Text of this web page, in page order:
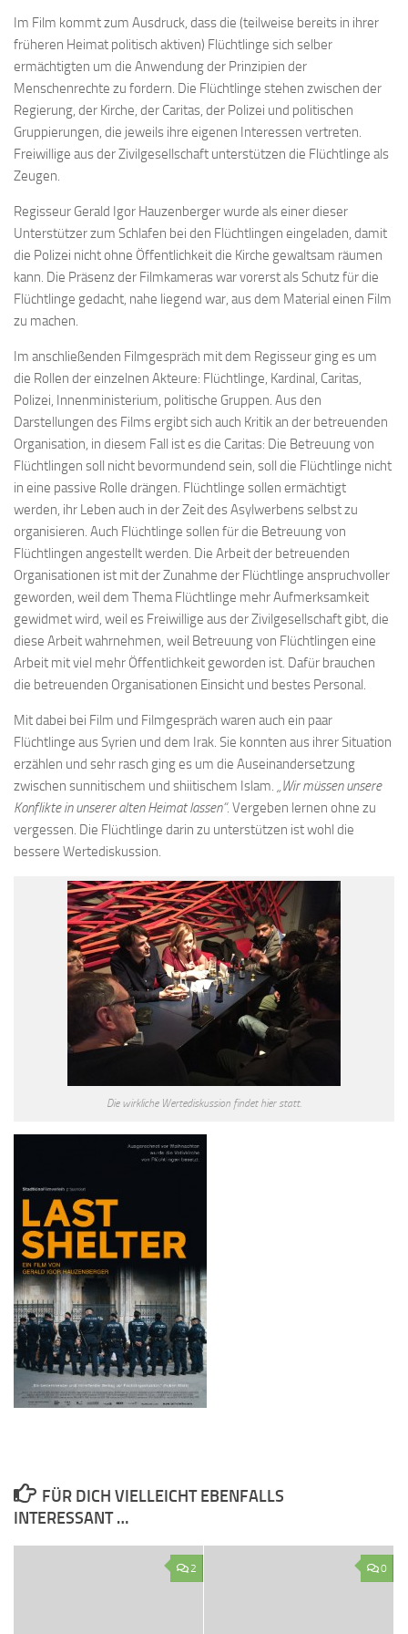
Im Film kommt zum Ausdruck, dass die (teilweise bereits in ihrer
früheren Heimat politisch aktiven) Flüchtlinge sich selber
ermächtigten um die Anwendung der Prinzipien der
Menschenrechte zu fordern. Die Flüchtlinge stehen zwischen der
Regierung, der Kirche, der Caritas, der Polizei und politischen
Gruppierungen, die jeweils ihre eigenen Interessen vertreten.
Freiwillige aus der Zivilgesellschaft unterstützen die Flüchtlinge als
Zeugen.
Regisseur Gerald Igor Hauzenberger wurde als einer dieser
Unterstützer zum Schlafen bei den Flüchtlingen eingeladen, damit
die Polizei nicht ohne Öffentlichkeit die Kirche gewaltsam räumen
kann. Die Präsenz der Filmkameras war vorerst als Schutz für die
Flüchtlinge gedacht, nahe liegend war, aus dem Material einen Film
zu machen.
Im anschließenden Filmgespräch mit dem Regisseur ging es um
die Rollen der einzelnen Akteure: Flüchtlinge, Kardinal, Caritas,
Polizei, Innenministerium, politische Gruppen. Aus den
Darstellungen des Films ergibt sich auch Kritik an der betreuenden
Organisation, in diesem Fall ist es die Caritas: Die Betreuung von
Flüchtlingen soll nicht bevormundend sein, soll die Flüchtlinge nicht
in eine passive Rolle drängen. Flüchtlinge sollen ermächtigt
werden, ihr Leben auch in der Zeit des Asylwerbens selbst zu
organisieren. Auch Flüchtlinge sollen für die Betreuung von
Flüchtlingen angestellt werden. Die Arbeit der betreuenden
Organisationen ist mit der Zunahme der Flüchtlinge anspruchvoller
geworden, weil dem Thema Flüchtlinge mehr Aufmerksamkeit
gewidmet wird, weil es Freiwillige aus der Zivilgesellschaft gibt, die
diese Arbeit wahrnehmen, weil Betreuung von Flüchtlingen eine
Arbeit mit viel mehr Öffentlichkeit geworden ist. Dafür brauchen
die betreuenden Organisationen Einsicht und bestes Personal.
Mit dabei bei Film und Filmgespräch waren auch ein paar
Flüchtlinge aus Syrien und dem Irak. Sie konnten aus ihrer Situation
erzählen und sehr rasch ging es um die Auseinandersetzung
zwischen sunnitischem und shiitischem Islam. „Wir müssen unsere
Konflikte in unserer alten Heimat lassen“. Vergeben lernen ohne zu
vergessen. Die Flüchtlinge darin zu unterstützen ist wohl die
bessere Wertediskussion.
Die wirkliche Wertediskussion findet hier statt.
FÜR DICH VIELLEICHT EBENFALLS
INTERESSANT …
2 0